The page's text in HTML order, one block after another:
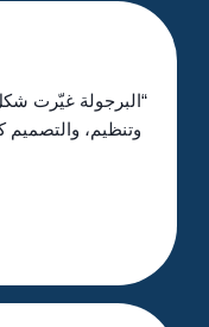
“البرجولة غيّرت
وتنظيم،